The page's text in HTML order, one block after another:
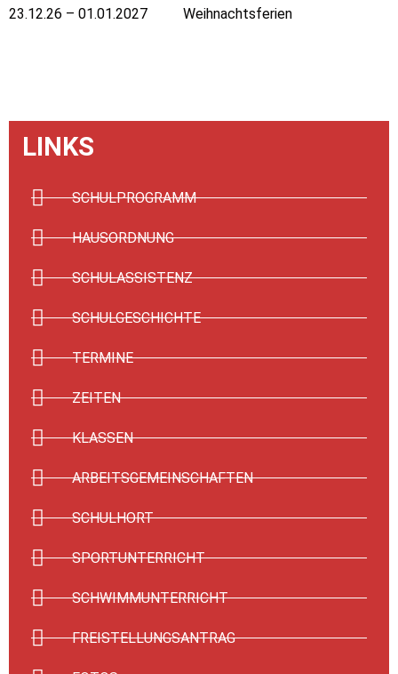
LINKS
SCHULPROGRAMM
HAUSORDNUNG
SCHULASSISTENZ
SCHULGESCHICHTE
TERMINE
ZEITEN
KLASSEN
ARBEITSGEMEINSCHAFTEN
SCHULHORT
SPORTUNTERRICHT
SCHWIMMUNTERRICHT
FREISTELLUNGSANTRAG
23.12.26 – 01.01.2027 Weihnachtsferien